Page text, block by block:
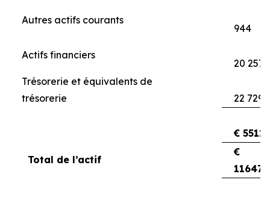
Autres actifs courants
944
Actifs financiers
20 257
Trésorerie et équivalents de
trésorerie
22 729
€
Total de l’actif
€
116470